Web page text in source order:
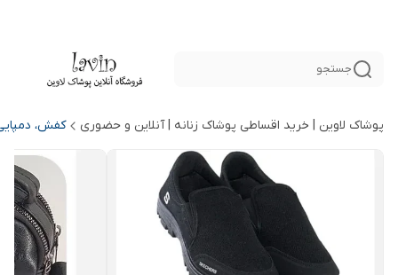
جستجو
پوشاک لاوین | خرید اقساطی پوشاک زنانه | آنلاین و حضوری کفش،